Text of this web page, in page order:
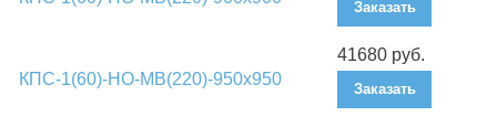
Заказать
КПС-1(60)-НО-МВ(220)-950х950
41680 руб.
Заказать